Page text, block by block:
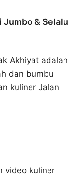
Jumbo & Selalu
Akhiyat adalah
dan bumbu
kuliner Jalan
video kuliner